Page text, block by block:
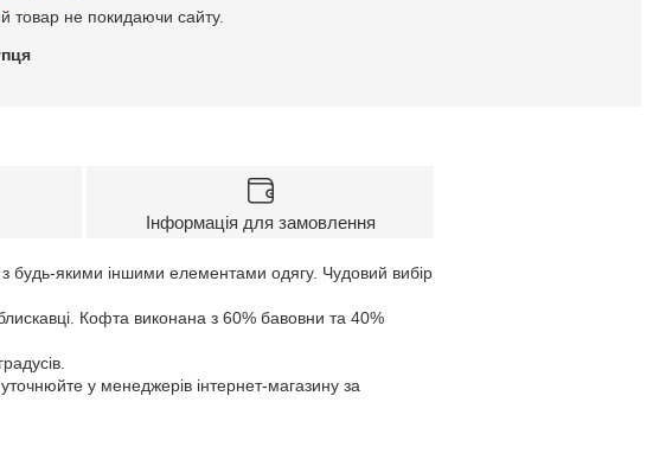
товар не покидаючи сайту.
Інформація для замовлення
з будь-якими іншими елементами одягу. Чудовий вибір
Кофта виконана з 60% бавовни та 40%
у менеджерів інтернет-магазину за